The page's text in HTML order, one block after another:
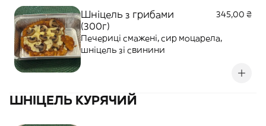
Шніцель з грибами
(300г)
345,00 ₴
Печериці смажені, сир моцарела,
шніцель зі свинини
ШНІЦЕЛЬ КУРЯЧИЙ